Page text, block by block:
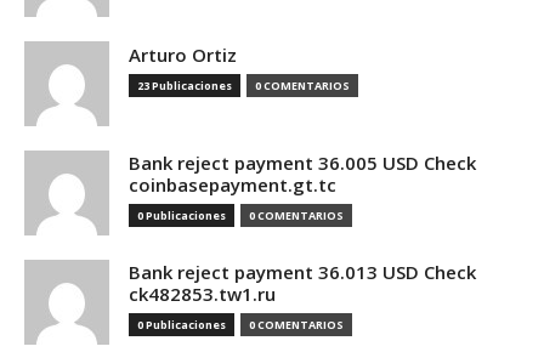
Arturo Ortiz
23 Publicaciones 0 COMENTARIOS
Bank reject payment 36.005 USD Check
coinbasepayment.gt.tc
0 Publicaciones 0 COMENTARIOS
Bank reject payment 36.013 USD Check
ck482853.tw1.ru
0 Publicaciones 0 COMENTARIOS